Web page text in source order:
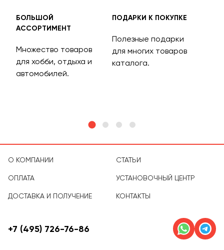
БОЛЬШОЙ
АССОРТИМЕНТ
Множество товаров
для хобби, отдыха и
автомобилей.
ПОДАРКИ К ПОКУПКЕ
Полезные подарки
для многих товаров
каталога.
О КОМПАНИИ
ОПЛАТА
ДОСТАВКА И ПОЛУЧЕНИЕ
СТАТЬИ
УСТАНОВОЧНЫЙ ЦЕНТР
КОНТАКТЫ
+7 (495) 726-76-86